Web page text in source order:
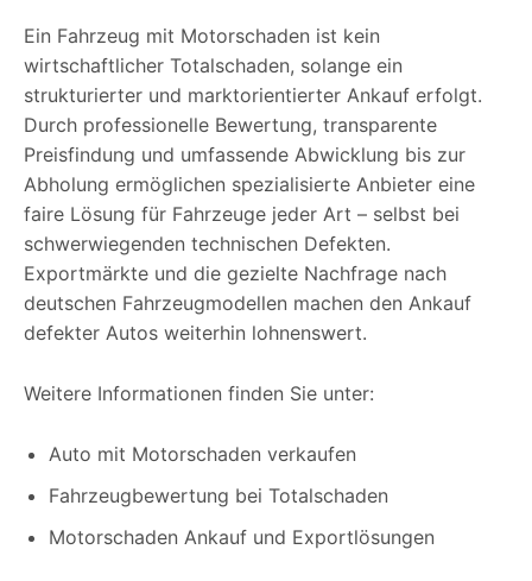
Ein Fahrzeug mit Motorschaden ist kein
wirtschaftlicher Totalschaden, solange ein
strukturierter und marktorientierter Ankauf erfolgt.
Durch professionelle Bewertung, transparente
Preisfindung und umfassende Abwicklung bis zur
Abholung ermöglichen spezialisierte Anbieter eine
faire Lösung für Fahrzeuge jeder Art – selbst bei
schwerwiegenden technischen Defekten.
Exportmärkte und die gezielte Nachfrage nach
deutschen Fahrzeugmodellen machen den Ankauf
defekter Autos weiterhin lohnenswert.
Weitere Informationen finden Sie unter:
Auto mit Motorschaden verkaufen
Fahrzeugbewertung bei Totalschaden
Motorschaden Ankauf und Exportlösungen